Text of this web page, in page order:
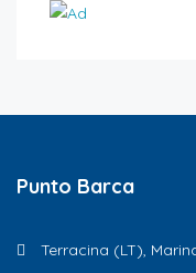
Punto Barca
Terracina (LT),